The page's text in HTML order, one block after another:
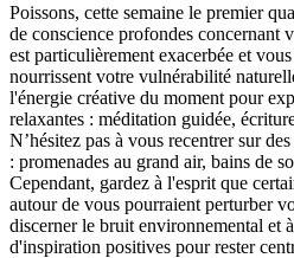
Poissons, cette semaine le premier
de conscience profondes concernant
est particulièrement exacerbée et
nourrissent votre vulnérabilité
l'énergie créative du moment pour
relaxantes : méditation guidée,
N’hésitez pas à vous recentrer sur
: promenades au grand air, bains de
Cependant, gardez à l'esprit que
autour de vous pourraient perturber
discerner le bruit environnemental et
d'inspiration positives pour rester